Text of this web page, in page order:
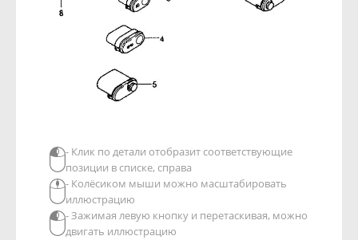
- Клик по детали отобразит соответствующие
позиции в списке, справа
- Колёсиком мыши можно масштабировать
иллюстрацию
- Зажимая левую кнопку и перетаскивая, можно
двигать иллюстрацию